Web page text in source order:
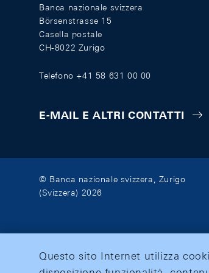
Banca nazionale svizzera
Börsenstrasse 15
Casella postale
CH-8022 Zurigo
Telefono +41 58 631 00 00
E-MAIL E ALTRI CONTATTI
© Banca nazionale svizzera, Zurigo
(Svizzera) 2026
Questo sito Internet utilizza